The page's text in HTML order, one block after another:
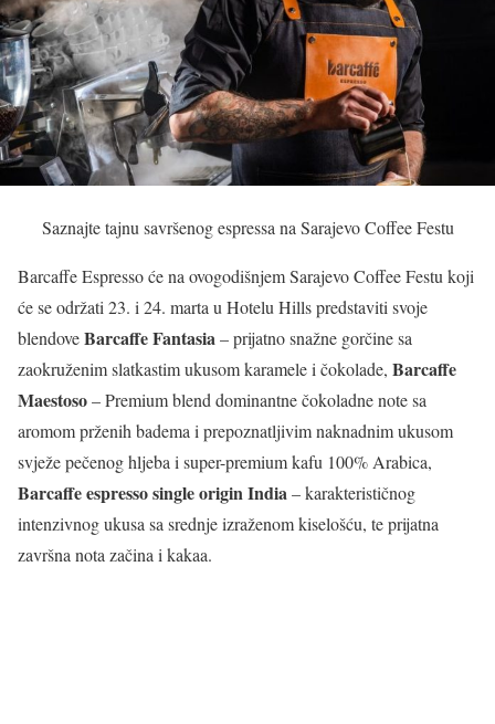
Saznajte tajnu savršenog espressa na Sarajevo Coffee Festu
Barcaffe Espresso će na ovogodišnjem Sarajevo Coffee Festu koji
će se održati 23. i 24. marta u Hotelu Hills predstaviti svoje
blendoveBarcaffe Fantasia– prijatno snažne gorčine sa
zaokruženim slatkastim ukusom karamele i čokolade, Barcaffe
Maestoso– Premium blend dominantne čokoladne note sa
aromom prženih badema i prepoznatljivim naknadnim ukusom
svježe pečenog hljeba i super-premium kafu 100% Arabica,
Barcaffe espresso single origin India– karakterističnog
intenzivnog ukusa sa srednje izraženom kiselošću, te prijatna
završna nota začina i kakaa.